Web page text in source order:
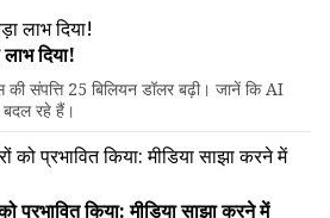
दिया!
संपत्ति 25 बिलियन डॉलर बढ़ी। जानें कि AI
रहे हैं।
प्रभावित किया: मीडिया साझा करने में